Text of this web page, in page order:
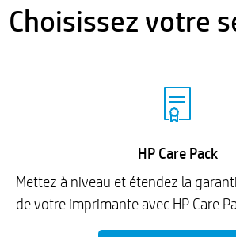
Choisissez votre
HP Care Pack
Mettez à niveau et étendez la
de votre imprimante avec HP Care